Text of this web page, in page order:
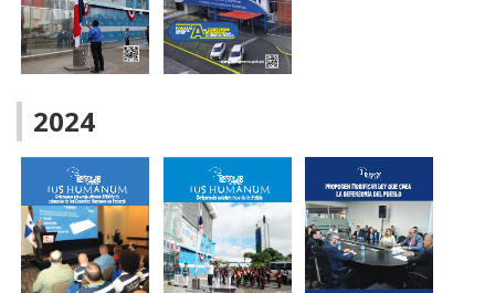
Tu voz, Tu
Derecho – Julio
2025
Tu voz, Tu
Derecho –
Agosto 2025
Tu voz, Tu
Derecho –
Octubre 2025
Tu voz, Tu
Derecho –
Noviembre -
Diciembre2025
2024